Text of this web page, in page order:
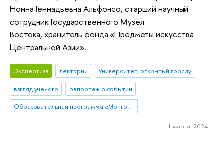
Нонна Геннадьевна Альфонсо, старший научный
сотрудник Государственного Музея
Востока, хранитель фонда «Предметы искусства
Центральной Азии».
Экспертиза лектории
Университет, открытый городу
взгляд ученого
репортаж о событии
Образовательная программа «Монголия и Тибет»
1 марта 2024